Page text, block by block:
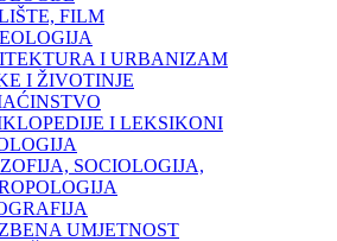
FILM
I URBANIZAM
I ŽIVOTINJE
I LEKSIKONI
SOCIOLOGIJA,
UMJETNOST